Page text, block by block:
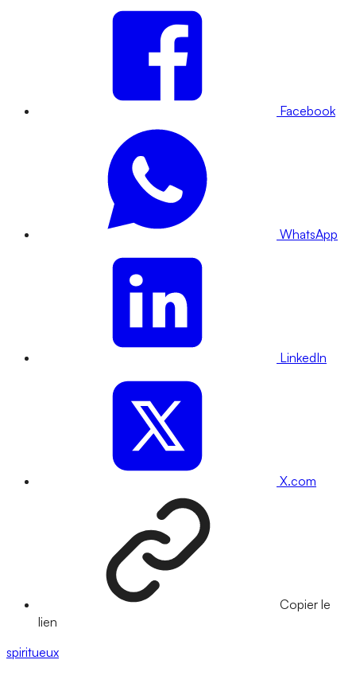
Facebook
WhatsApp
LinkedIn
X.com
Copier le
lien
spiritueux